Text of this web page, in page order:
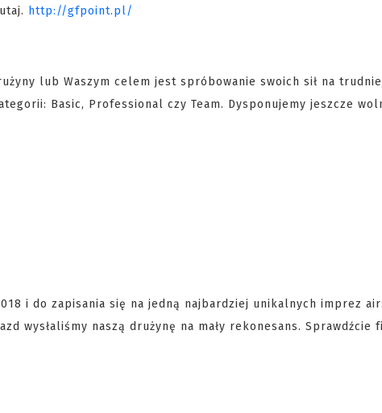
http://gfpoint.pl/
lub Waszym celem jest spróbowanie swoich sił na
Basic, Professional czy Team. Dysponujemy jeszcze
i do zapisania się na jedną najbardziej unikalnych imprez
wysłaliśmy naszą drużynę na mały rekonesans. Sprawdźcie